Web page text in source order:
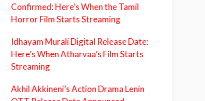
Confirmed: Here’s When the Tamil
Horror Film Starts Streaming
Idhayam Murali Digital Release Date:
Here’s When Atharvaa’s Film Starts
Streaming
Akhil Akkineni’s Action Drama Lenin